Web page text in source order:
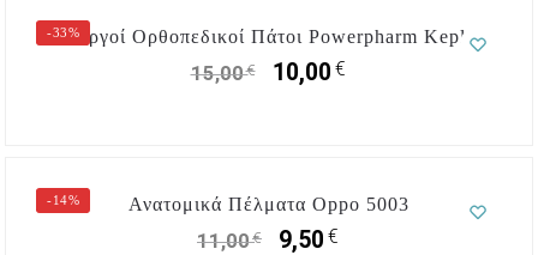
-33%
Ενεργοί Ορθοπεδικοί Πάτοι Powerpharm Kepler
15,00€ 10,00€
-14% Ανατομικά Πέλματα Oppo 5003
11,00€ 9,50€